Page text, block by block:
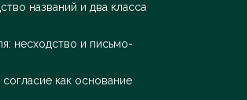
названий и два класса
несходство и письмо-
как основание